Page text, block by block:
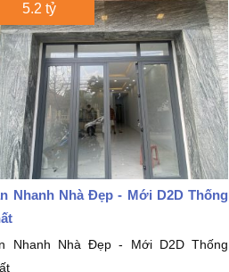
5.2 tỷ
Nhanh Nhà Đẹp - Mới D2D Thống
Nhanh Nhà Đẹp - Mới D2D Thống